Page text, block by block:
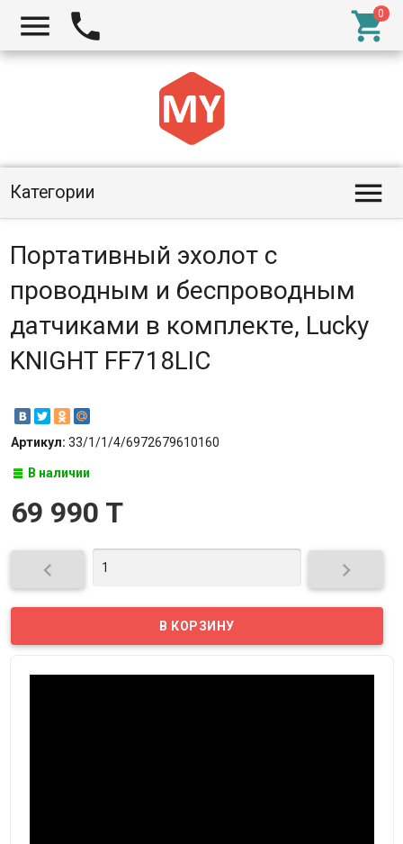
  
Категории 
Портативный эхолот с
проводным и беспроводным
датчиками в комплекте, Lucky
KNIGHT FF718LIC
Артикул: 33/1/1/4/6972679610160
В наличии
69 990 T
 